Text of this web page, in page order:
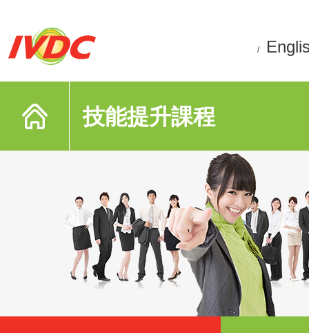
/
技能提升課程